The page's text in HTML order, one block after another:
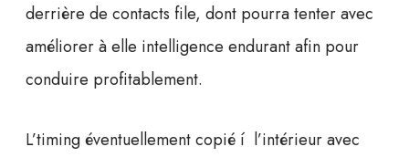
derrière de contacts file, dont pourra tenter avec
améliorer à elle intelligence endurant afin pour
conduire profitablement.
L’timing éventuellement copié í l’intérieur avec